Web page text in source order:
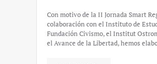
Con motivo de la II Jornada Smart
colaboración con el Instituto de
Fundación Civismo, el Institut
el Avance de la Libertad, hemos